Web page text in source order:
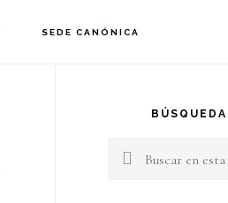
SEDE CANÓNICA
principal
Buscar